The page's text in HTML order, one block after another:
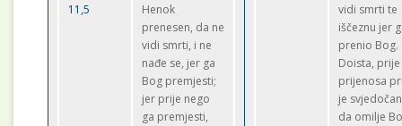
11,5
Henok
prenesen, da ne
vidi smrti, i ne
nađe se, jer ga
Bog premjesti;
jer prije nego
ga premjesti,
vidi smrti te
iščeznu jer
prenio Bog.
Doista, prije
prijenosa
je
da omilje